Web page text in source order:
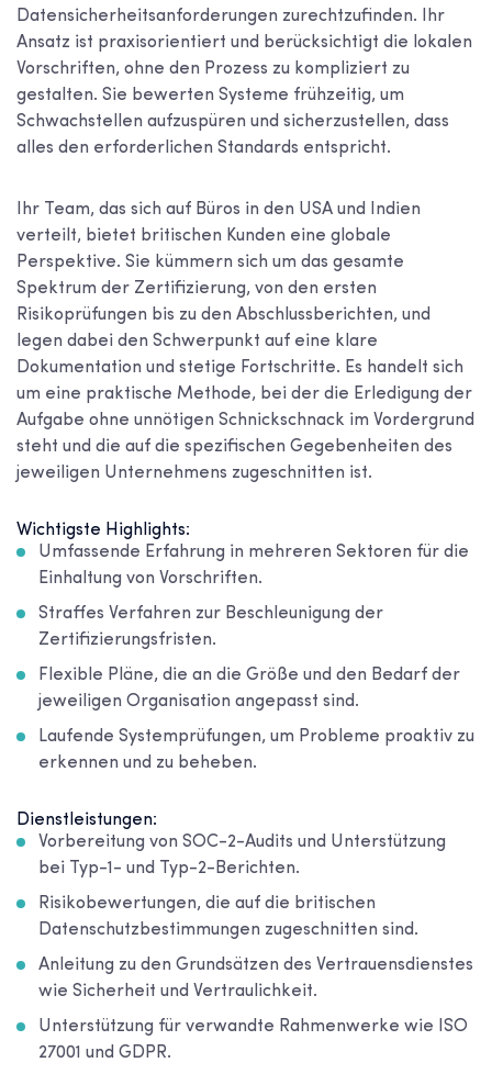
Datensicherheitsanforderungen zurechtzufinden. Ihr
Ansatz ist praxisorientiert und berücksichtigt die lokalen
Vorschriften, ohne den Prozess zu kompliziert zu
gestalten. Sie bewerten Systeme frühzeitig, um
Schwachstellen aufzuspüren und sicherzustellen, dass
alles den erforderlichen Standards entspricht.
Ihr Team, das sich auf Büros in den USA und Indien
verteilt, bietet britischen Kunden eine globale
Perspektive. Sie kümmern sich um das gesamte
Spektrum der Zertifizierung, von den ersten
Risikoprüfungen bis zu den Abschlussberichten, und
legen dabei den Schwerpunkt auf eine klare
Dokumentation und stetige Fortschritte. Es handelt sich
um eine praktische Methode, bei der die Erledigung der
Aufgabe ohne unnötigen Schnickschnack im Vordergrund
steht und die auf die spezifischen Gegebenheiten des
jeweiligen Unternehmens zugeschnitten ist.
Wichtigste Highlights:
Umfassende Erfahrung in mehreren Sektoren für die
Einhaltung von Vorschriften.
Straffes Verfahren zur Beschleunigung der
Zertifizierungsfristen.
Flexible Pläne, die an die Größe und den Bedarf der
jeweiligen Organisation angepasst sind.
Laufende Systemprüfungen, um Probleme proaktiv zu
erkennen und zu beheben.
Dienstleistungen:
Vorbereitung von SOC-2-Audits und Unterstützung
bei Typ-1- und Typ-2-Berichten.
Risikobewertungen, die auf die britischen
Datenschutzbestimmungen zugeschnitten sind.
Anleitung zu den Grundsätzen des Vertrauensdienstes
wie Sicherheit und Vertraulichkeit.
Unterstützung für verwandte Rahmenwerke wie ISO
27001 und GDPR.